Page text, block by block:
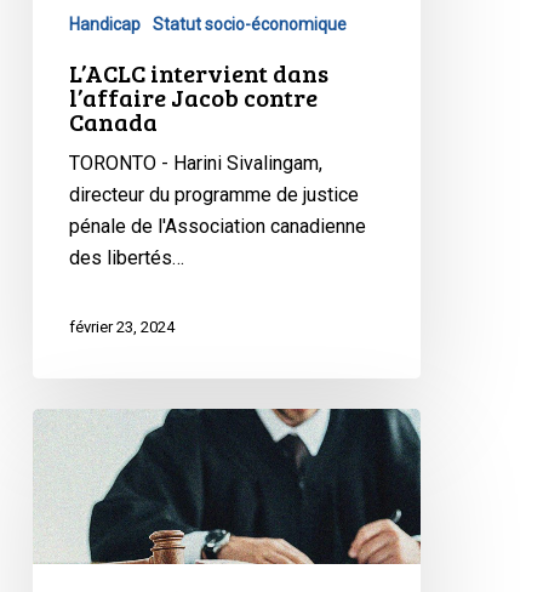
Handicap Statut socio-économique
L’ACLC intervient dans
l’affaire Jacob contre
Canada
TORONTO - Harini Sivalingam,
directeur du programme de justice
pénale de l'Association canadienne
des libertés…
février 23, 2024
L’ACLC
et
le
QPLC
participent